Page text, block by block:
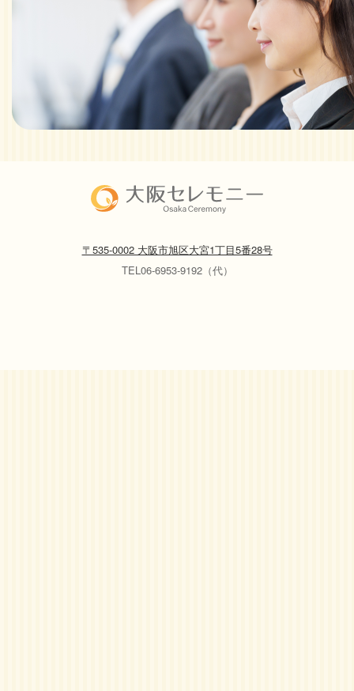
〒535-0002 大阪市旭区大宮1丁目5番28号
TEL06-6953-9192（代）